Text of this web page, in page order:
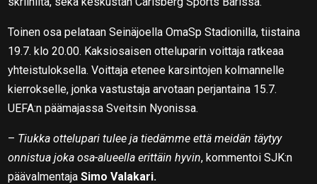
Toinen osa pelataan Seinäjoella OmaSp Stadionilla, tiistaina
19.7. klo 20.00. Kaksiosaisen otteluparin voittaja ratkeaa
yhteistuloksella. Voittaja etenee karsintojen kolmannelle
kierrokselle, jonka vastustaja arvotaan perjantaina 15.7.
UEFA:n päämajassa Sveitsin Nyonissa.
– Tiukka ottelupari tulee ja tiedämme että meidän täytyy
onnistua joka osa-alueella erittäin hyvin, kommentoi SJK:n
päävalmentajaSimo Valakari.